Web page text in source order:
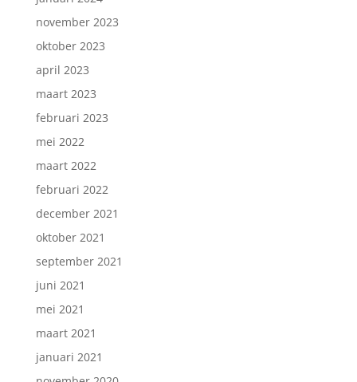
november 2023
oktober 2023
april 2023
maart 2023
februari 2023
mei 2022
maart 2022
februari 2022
december 2021
oktober 2021
september 2021
juni 2021
mei 2021
maart 2021
januari 2021